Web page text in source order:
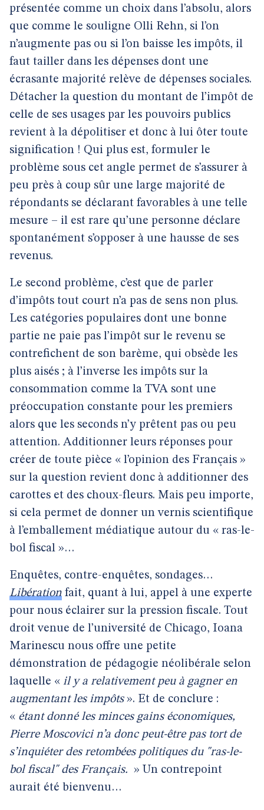
présentée comme un choix dans l’absolu, alors
que comme le souligne Olli Rehn, si l’on
n’augmente pas ou si l’on baisse les impôts, il
faut tailler dans les dépenses dont une
écrasante majorité relève de dépenses sociales.
Détacher la question du montant de l’impôt de
celle de ses usages par les pouvoirs publics
revient à la dépolitiser et donc à lui ôter toute
signification ! Qui plus est, formuler le
problème sous cet angle permet de s’assurer à
peu près à coup sûr une large majorité de
répondants se déclarant favorables à une telle
mesure – il est rare qu’une personne déclare
spontanément s’opposer à une hausse de ses
revenus.
Le second problème, c’est que de parler
d’impôts tout court n’a pas de sens non plus.
Les catégories populaires dont une bonne
partie ne paie pas l’impôt sur le revenu se
contrefichent de son barème, qui obsède les
plus aisés ; à l’inverse les impôts sur la
consommation comme la TVA sont une
préoccupation constante pour les premiers
alors que les seconds n’y prêtent pas ou peu
attention. Additionner leurs réponses pour
créer de toute pièce « l’opinion des Français »
sur la question revient donc à additionner des
carottes et des choux-fleurs. Mais peu importe,
si cela permet de donner un vernis scientifique
à l’emballement médiatique autour du « ras-le-
bol fiscal »…
Enquêtes, contre-enquêtes, sondages…
Libération fait, quant à lui, appel à une experte
pour nous éclairer sur la pression fiscale. Tout
droit venue de l’université de Chicago, Ioana
Marinescu nous offre une petite
démonstration de pédagogie néolibérale selon
laquelle « il y a relativement peu à gagner en
augmentant les impôts». Et de conclure :
« étant donné les minces gains économiques,
Pierre Moscovici n’a donc peut-être pas tort de
s’inquiéter des retombées politiques du "ras-le-
bol fiscal" des Français. » Un contrepoint
aurait été bienvenu…